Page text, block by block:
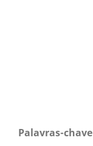
Palavras-chave